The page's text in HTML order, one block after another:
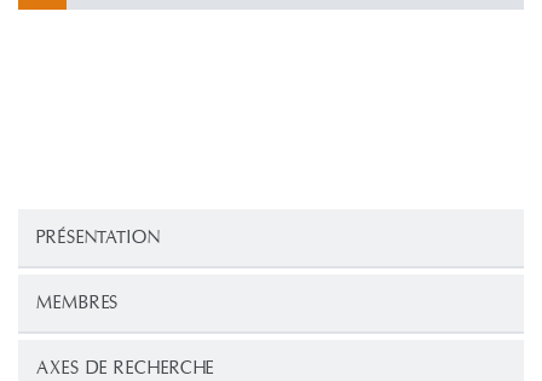
PRÉSENTATION
MEMBRES
AXES DE RECHERCHE